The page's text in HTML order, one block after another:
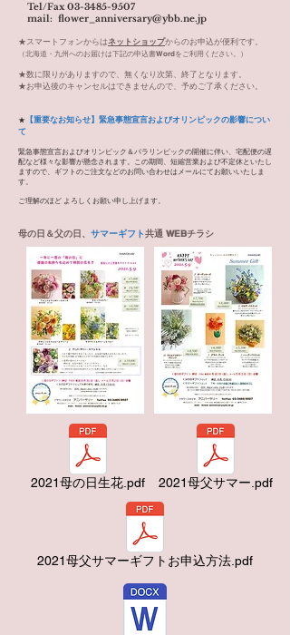
Tel/Fax03-3485-9507
mail: flower_anniversary@ybb.ne.jp
★スマートフォンからはネットショップからのお申込が便利です
（北海道・九州へのお届けは下記の申込書Wordをご利用ください。）
★数に限りがありますので、無くなり次第、終了となります。
★お申込後のキャンセルはできませんので、予めご了承ください。
★
【重要なお知らせ】緊急事態宣言およびオリンピックの影響につい
て
緊急事態宣言およびオリンピック＆パラリンピックの開催に伴い、宅配便の遅
配など様々な影響が懸念されます。この期間、短縮営業および不定休といたし
ますので、ギフトのご注文などのお問い合わせはメールにてお願いいたしま
す。
ご理解のほど よろしくお願い申し上げます。
母の日＆父の日、 サマーギフト共通 WEBチラシ
2021母の日生花.pdf 2021母父サマー.pdf
2021母父サマーギフトお申込方法.pdf